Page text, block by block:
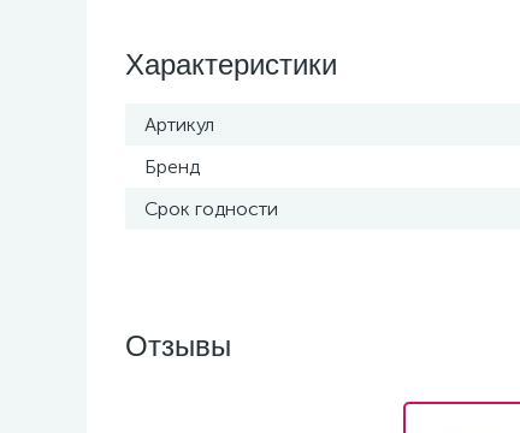
Характеристики
Артикул
Бренд
Срок годности
Отзывы